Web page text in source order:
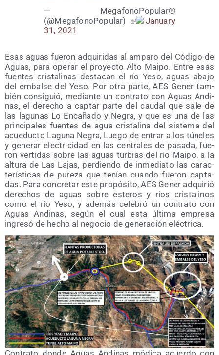
— Mega­fo­no­Po­pu­lar®
(@MegafonoPopular)
January
31, 2021
Esas aguas fue­ron adqui­ri­das al ampa­ro del Códi­go de
Aguas, para ope­rar el pro­yec­to Alto Mai­po. Entre esas
fuen­tes cris­ta­li­nas des­ta­can el río Yeso, aguas aba­jo
del embal­se del Yeso. Por otra par­te, AES Gener tam­
bién con­si­guió, median­te un con­tra­to con Aguas Andi­
nas, el dere­cho a cap­tar par­te del cau­dal que sale de
las lagu­nas Lo Enca­ña­do y Negra, y que es una de las
prin­ci­pa­les fuen­tes de agua cris­ta­li­na del sis­te­ma del
acue­duc­to Lagu­na Negra, Lue­go de entrar a los túne­les
y gene­rar elec­tri­ci­dad en las cen­tra­les de pasa­da, fue­
ron ver­ti­das sobre las aguas tur­bias del río Mai­po, a la
altu­ra de Las Lajas, per­dien­do de inme­dia­to las carac­
te­rís­ti­cas de pure­za que tenían cuan­do fue­ron cap­ta­
das. Para con­cre­tar este pro­pó­si­to, AES Gener adqui­rió
dere­chos de aguas sobre este­ros y ríos cris­ta­li­nos
como el río Yeso, y ade­más cele­bró un con­tra­to con
Aguas Andi­nas, según el cual esta últi­ma empre­sa
ingre­só de hecho al nego­cio de gene­ra­ción eléctrica.